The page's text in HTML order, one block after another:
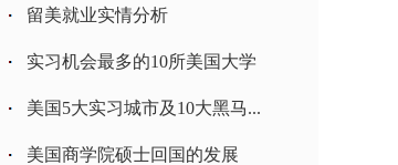
留美就业实情分析
实习机会最多的10所美国大学
美国5大实习城市及10大黑马...
美国商学院硕士回国的发展